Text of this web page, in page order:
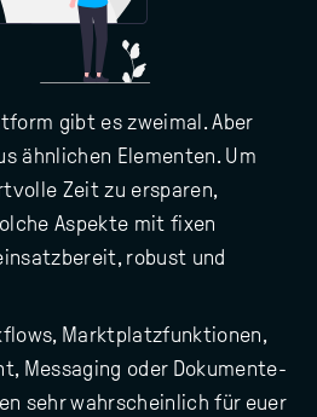
gibt es zweimal. Aber
ähnlichen Elementen. Um
Zeit zu ersparen,
Aspekte mit fixen
robust und
Marktplatzfunktionen,
Messaging oder Dokumente-
sehr wahrscheinlich für euer